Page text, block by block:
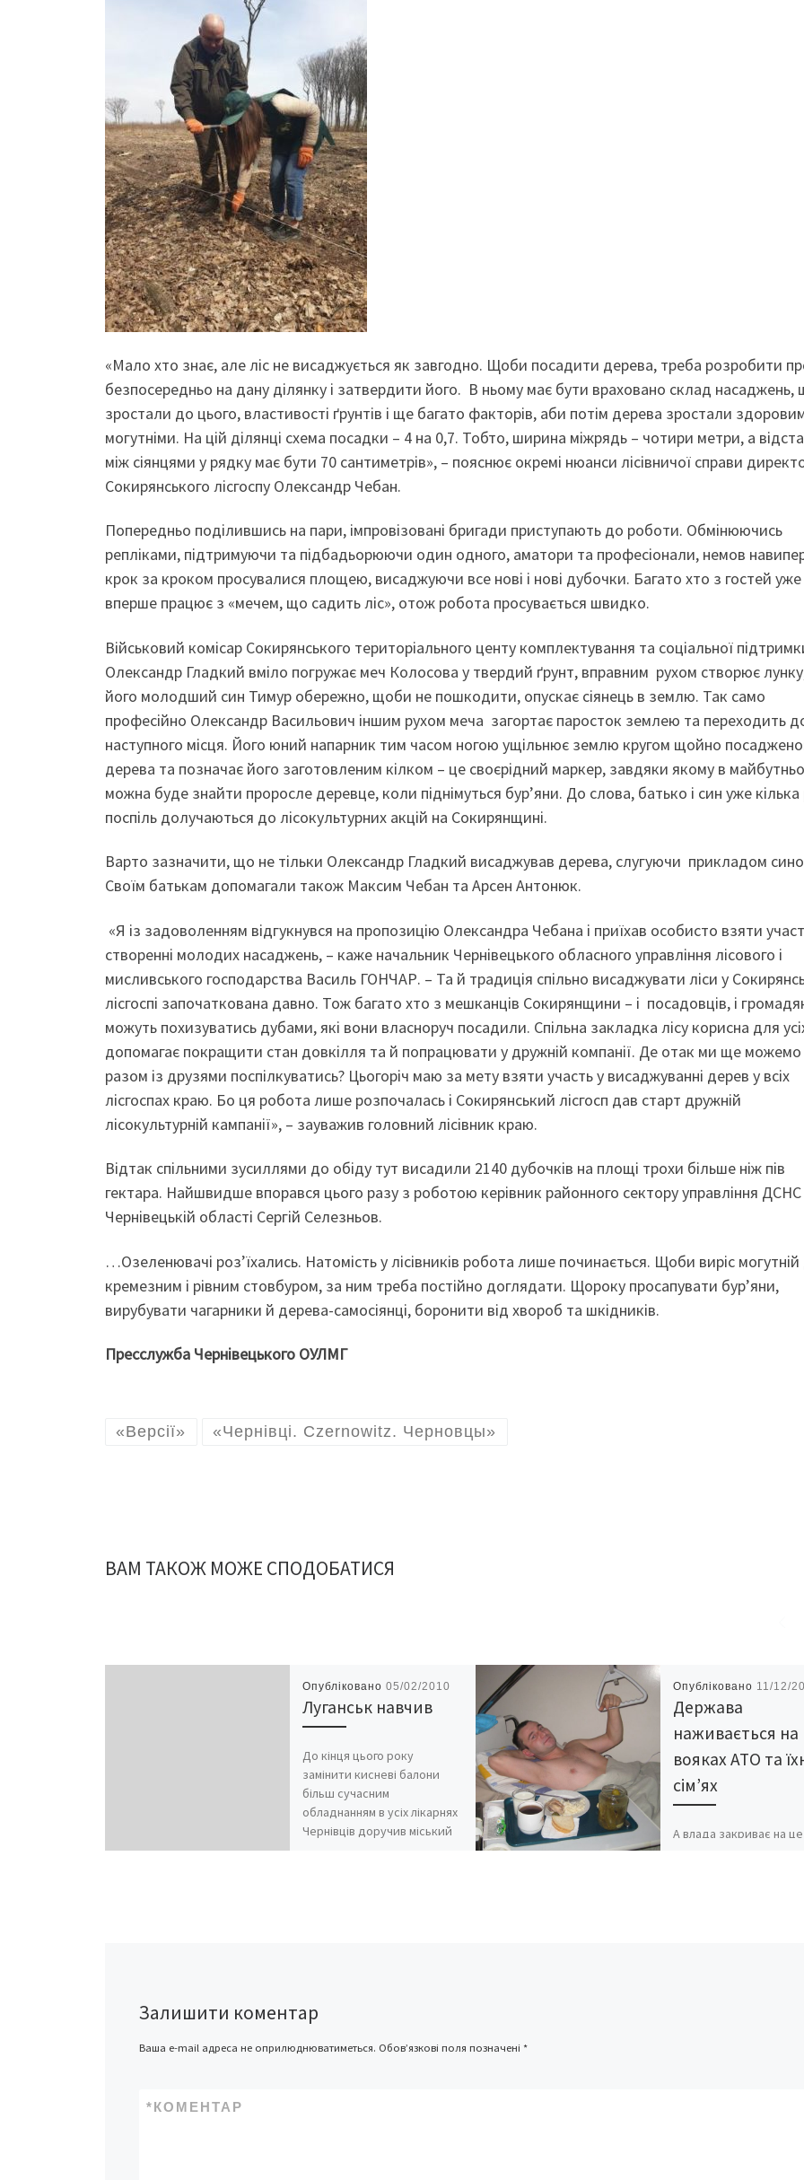
«Мало хто знає, але ліс не висаджується як завгодно. Щоби посадити дерева, треба розробити
безпосередньо на дану ділянку і затвердити його. В ньому має бути враховано склад насаджень,
зростали до цього, властивості ґрунтів і ще багато факторів, аби потім дерева зростали
могутніми. На цій ділянці схема посадки – 4 на 0,7. Тобто, ширина міжрядь – чотири метри, а
між сіянцями у рядку має бути 70 сантиметрів», – пояснює окремі нюанси лісівничої справи
Сокирянського лісгоспу Олександр Чебан.
Попередньо поділившись на пари, імпровізовані бригади приступають до роботи. Обмінюючись
репліками, підтримуючи та підбадьорюючи один одного, аматори та професіонали, немов
крок за кроком просувалися площею, висаджуючи все нові і нові дубочки. Багато хто з гостей
вперше працює з «мечем, що садить ліс», отож робота просувається швидко.
Військовий комісар Сокирянського територіального центу комплектування та соціальної
Олександр Гладкий вміло погружає меч Колосова у твердий ґрунт, вправним рухом створює
його молодший син Тимур обережно, щоби не пошкодити, опускає сіянець в землю. Так само
професійно Олександр Васильович іншим рухом меча загортає паросток землею та переходить
наступного місця. Його юний напарник тим часом ногою ущільнює землю кругом щойно
дерева та позначає його заготовленим кілком – це своєрідний маркер, завдяки якому в
можна буде знайти проросле деревце, коли піднімуться бур’яни. До слова, батько і син уже кілька
поспіль долучаються до лісокультурних акцій на Сокирянщині.
Варто зазначити, що не тільки Олександр Гладкий висаджував дерева, слугуючи прикладом
Своїм батькам допомагали також Максим Чебан та Арсен Антонюк.
«Я із задоволенням відгукнувся на пропозицію Олександра Чебана і приїхав особисто взяти
створенні молодих насаджень, – каже начальник Чернівецького обласного управління лісового і
мисливського господарства Василь ГОНЧАР. – Та й традиція спільно висаджувати ліси у
лісгоспі започаткована давно. Тож багато хто з мешканців Сокирянщини – і посадовців, і
можуть похизуватись дубами, які вони власноруч посадили. Спільна закладка лісу корисна для
допомагає покращити стан довкілля та й попрацювати у дружній компанії. Де отак ми ще можемо
разом із друзями поспілкуватись? Цьогоріч маю за мету взяти участь у висаджуванні дерев у всіх
лісгоспах краю. Бо ця робота лише розпочалась і Сокирянський лісгосп дав старт дружній
лісокультурній кампанії», – зауважив головний лісівник краю.
Відтак спільними зусиллями до обіду тут висадили 2140 дубочків на площі трохи більше ніж пів
гектара. Найшвидше впорався цього разу з роботою керівник районного сектору управління ДСНС
Чернівецькій області Сергій Селезньов.
…Озеленювачі роз’їхались. Натомість у лісівників робота лише починається. Щоби виріс могутній
кремезним і рівним стовбуром, за ним треба постійно доглядати. Щороку просапувати бур’яни,
вирубувати чагарники й дерева-самосіянці, боронити від хвороб та шкідників.
Пресслужба Чернівецького ОУЛМГ
«Версії» «Чернівці. Czernowitz. Черновцы»
ВАМ ТАКОЖ МОЖЕ СПОДОБАТИСЯ
Опубліковано05/02/2010
Луганськ навчив
До кінця цього року
замінити кисневі балони
більш сучасним
обладнанням в усіх лікарнях
Чернівців доручив міський
Опубліковано 11/12/
Держава
наживається на
вояках АТО та
сім’ях
А влада закриває на це
Залишити коментар
Ваша e-mail адреса не оприлюднюватиметься. Обов’язкові поля позначені *
КОМЕНТАР
*